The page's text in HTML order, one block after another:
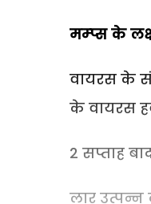
मम्प्स के
वायरस के
के वायरस
2 सप्ताह
लार उत्पन्न